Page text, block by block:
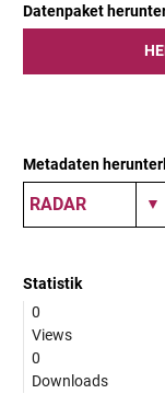
Datenpaket
Metadaten
Statistik
0
Views
0
Downloads